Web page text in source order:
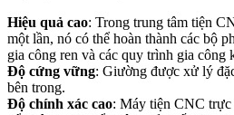
Hiệu quả cao: Trong trung tâm tiện
một lần, nó có thể hoàn thành các bộ
gia công ren và các quy trình gia công
Độ cứng vững: Giường được xử lý
bên trong.
Độ chính xác cao: Máy tiện CNC trực